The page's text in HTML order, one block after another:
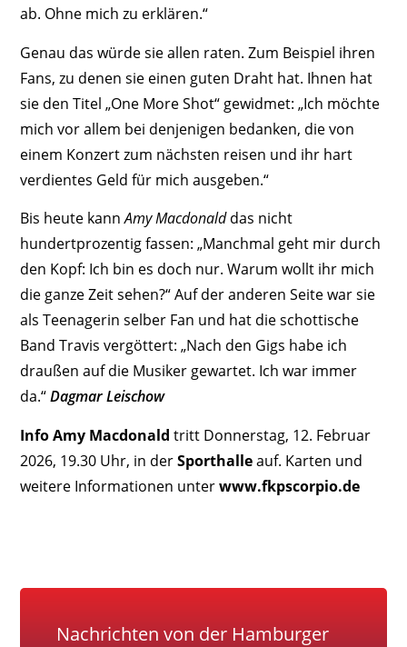
ab. Ohne mich zu erklären.“
Genau das würde sie allen raten. Zum Beispiel ihren
Fans, zu denen sie einen guten Draht hat. Ihnen hat
sie den Titel „One More Shot“ gewidmet: „Ich möchte
mich vor allem bei denjenigen bedanken, die von
einem Konzert zum nächsten reisen und ihr hart
verdientes Geld für mich ausgeben.“
Bis heute kannAmy Macdonalddas nicht
hundertprozentig fassen: „Manchmal geht mir durch
den Kopf: Ich bin es doch nur. Warum wollt ihr mich
die ganze Zeit sehen?“ Auf der anderen Seite war sie
als Teenagerin selber Fan und hat die schottische
Band Travis vergöttert: „Nach den Gigs habe ich
draußen auf die Musiker gewartet. Ich war immer
da.“Dagmar Leischow
InfoAmy Macdonald tritt Donnerstag, 12. Februar
2026, 19.30 Uhr, in derSport­halleauf. Karten und
weitere Informationen unterwww.fkpscorpio.de
Nachrichten von der Hamburger